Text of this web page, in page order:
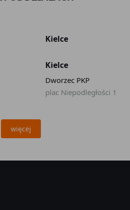
Kielce
Kielce
Dworzec PKP
plac Niepodległości 1
więcej